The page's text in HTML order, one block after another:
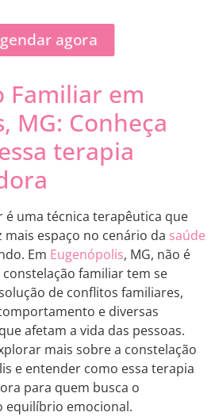
agora
Familiar em
MG: Conheça
terapia
é uma técnica terapêutica que
espaço no cenário da saúde
Em Eugenópolis, MG, não é
familiar tem se
de conflitos familiares,
e diversas
afetam a vida das pessoas.
mais sobre a constelação
e entender como essa terapia
para quem busca o
equilíbrio emocional.